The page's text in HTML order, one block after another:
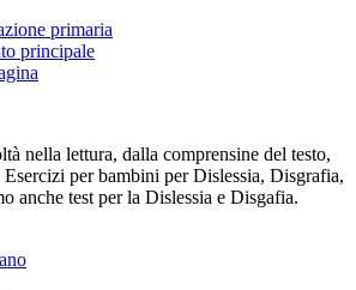
primaria
principale
nella lettura, dalla comprensine del testo,
per bambini per Dislessia, Disgrafia,
anche test per la Dislessia e Disgafia.